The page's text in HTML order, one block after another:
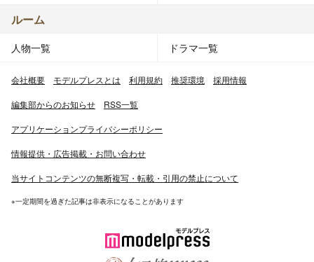
ルーム
人物一覧 ドラマ一覧
会社概要 モデルプレスとは 利用規約 推奨環境 採用情報
編集部からのお知らせ RSS一覧
アプリケーションプライバシーポリシー
情報提供・広告掲載・お問い合わせ
当サイトコンテンツの無断複写・転載・引用の禁止について
※一定期間を過ぎた記事は非表示になることがあります